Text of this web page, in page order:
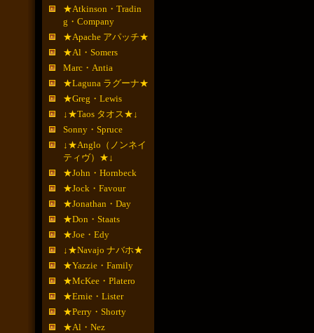
★Atkinson・Tradin
g・Company
★Apache アパッチ★
★Al・Somers
Marc・Antia
★Laguna ラグーナ★
★Greg・Lewis
↓★Taos タオス★↓
Sonny・Spruce
↓★Anglo（ノンネイ
ティヴ）★↓
★John・Hornbeck
★Jock・Favour
★Jonathan・Day
★Don・Staats
★Joe・Edy
↓★Navajo ナバホ★
★Yazzie・Family
★McKee・Platero
★Ernie・Lister
★Perry・Shorty
★Al・Nez